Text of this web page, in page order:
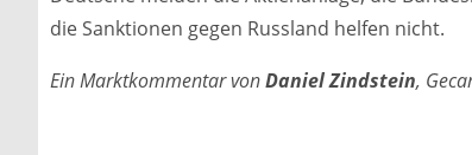
die Sanktionen gegen Russland helfen nicht.
Ein Marktkommentar vonDaniel Zindstein,